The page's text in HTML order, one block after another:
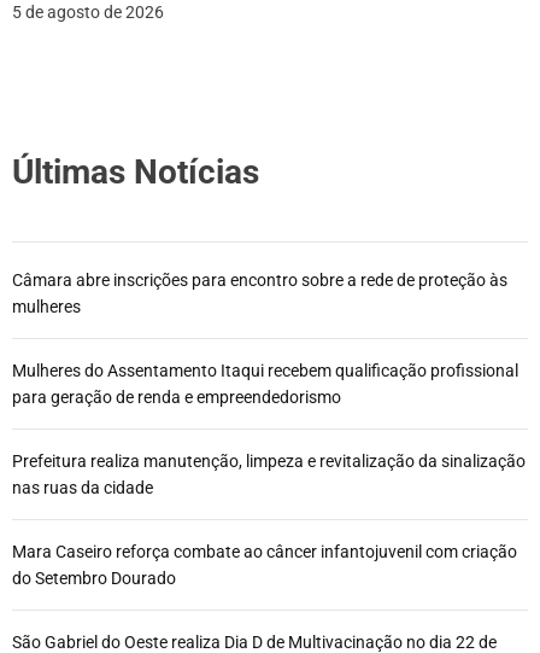
5 de agosto de 2026
Últimas Notícias
Câmara abre inscrições para encontro sobre a rede de proteção às
mulheres
Mulheres do Assentamento Itaqui recebem qualificação profissional
para geração de renda e empreendedorismo
Prefeitura realiza manutenção, limpeza e revitalização da sinalização
nas ruas da cidade
Mara Caseiro reforça combate ao câncer infantojuvenil com criação
do Setembro Dourado
São Gabriel do Oeste realiza Dia D de Multivacinação no dia 22 de